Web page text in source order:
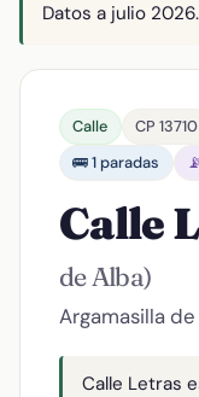
Datos a julio 2026.
Calle CP 13710
🚌 1 paradas
Calle
de Alba)
Argamasilla
Calle Letras